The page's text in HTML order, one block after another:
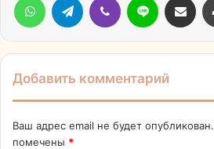
Добавить комментарий
Ваш адрес email не будет опубликован.
помечены *